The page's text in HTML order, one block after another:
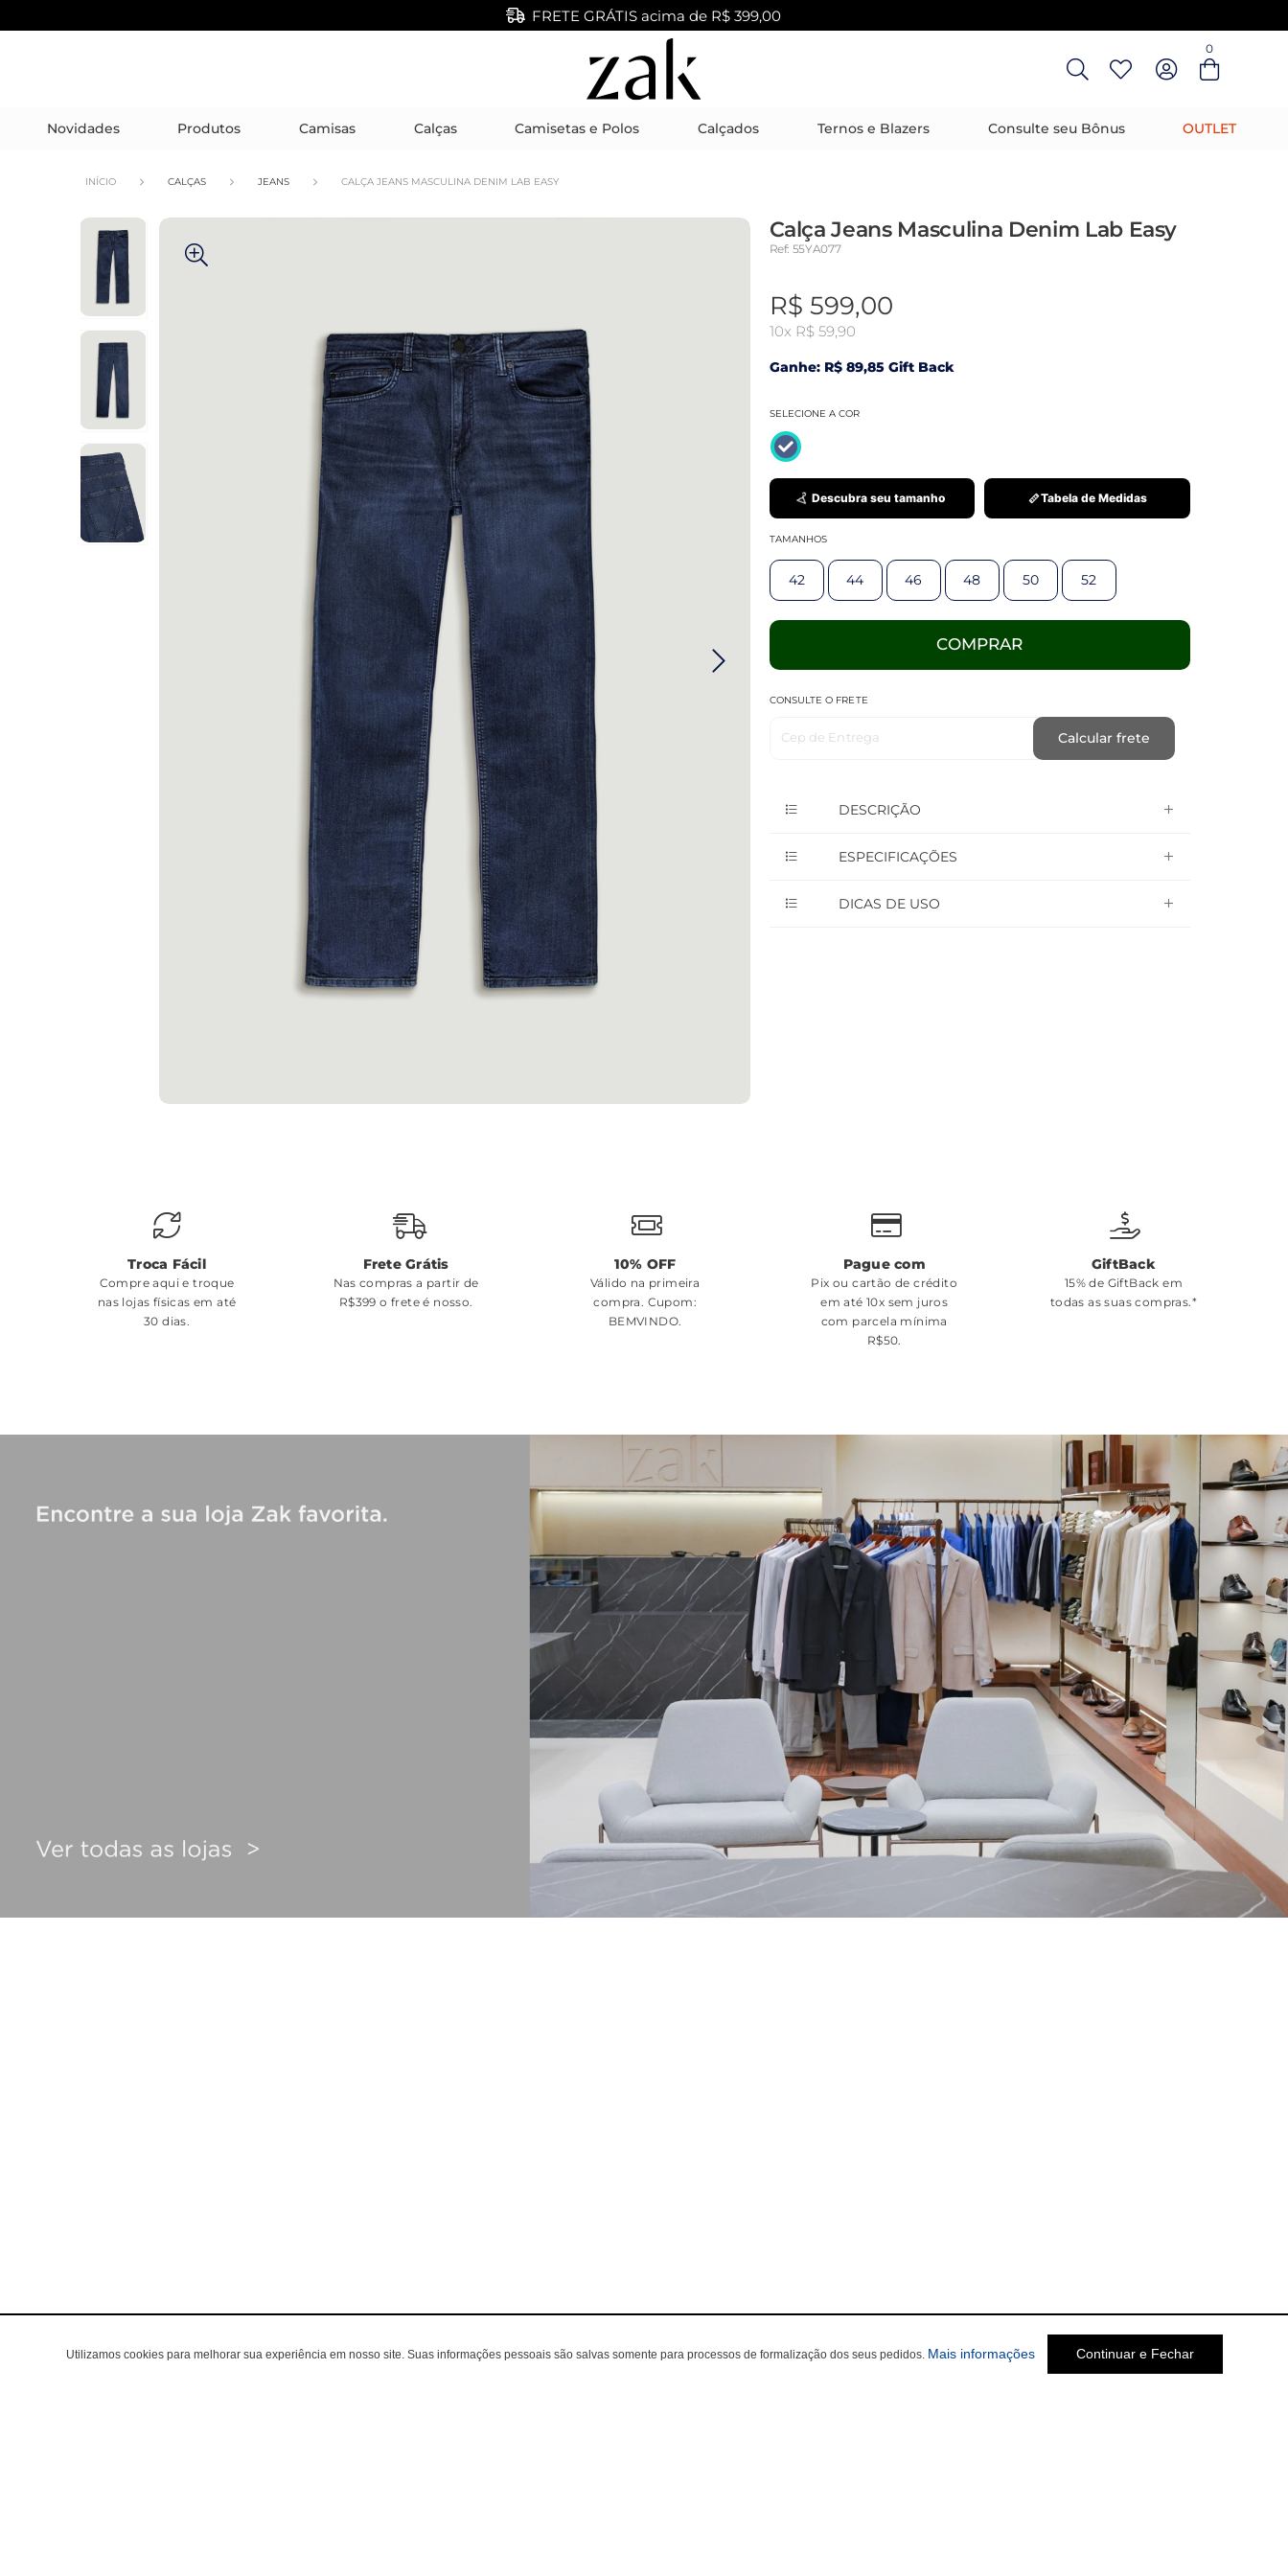
Entre com email ou cpf/cnpj
FRETE GRÁTIS acima de R$ 399,00
0
Novidades Produtos Camisas Calças Camisetas e Polos Calçados Ternos e Blazers Consulte seu Bônus OUTLET
INÍCIO CALÇAS JEANS CALÇA JEANS MASCULINA DENIM LAB EASY
Calça Jeans Masculina Denim Lab Easy
Ref: 55YA077
R$ 599,00
10x R$ 59,90
Ganhe: R$ 89,85 Gift Back
SELECIONE A COR
Descubra seu tamanho Tabela de Medidas
TAMANHOS
42 44 46 48 50 52
COMPRAR
CONSULTE O FRETE
Cep de Entrega Calcular frete
DESCRIÇÃO
ESPECIFICAÇÕES
DICAS DE USO
Troca Fácil
Compre aqui e troque
nas lojas físicas em até
30 dias.
Frete Grátis
Nas compras a partir de
R$399 o frete é nosso.
10% OFF
Válido na primeira
compra. Cupom:
BEMVINDO.
Pague com
Pix ou cartão de crédito
em até 10x sem juros
com parcela mínima
R$50.
GiftBack
15% de GiftBack em
todas as suas compras.*
Utilizamos cookies para melhorar sua experiência em nosso site. Suas informações pessoais são salvas somente para processos de formalização dos seus pedidos. Mais informações Continuar e Fechar